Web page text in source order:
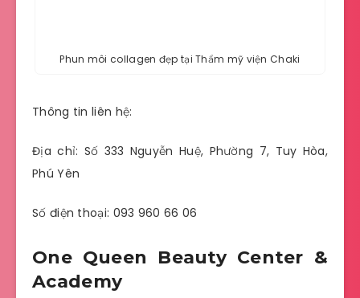
Phun môi collagen đẹp tại Thẩm mỹ viện Chaki
Thông tin liên hệ:
Địa chỉ: Số 333 Nguyễn Huệ, Phường 7, Tuy Hòa,
Phú Yên
Số điện thoại: 093 960 66 06
One Queen Beauty Center &
Academy